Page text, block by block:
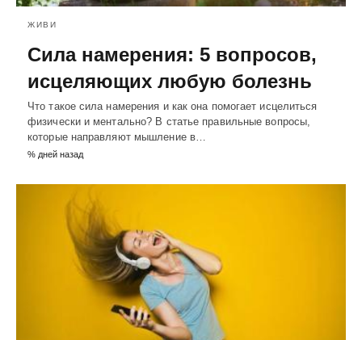
ЖИВИ
Сила намерения: 5 вопросов,
исцеляющих любую болезнь
Что такое сила намерения и как она помогает исцелиться
физически и ментально? В статье правильные вопросы,
которые направляют мышление в…
% дней назад